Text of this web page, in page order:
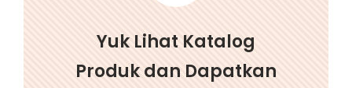
Yuk Lihat Katalog
Produk dan Dapatkan